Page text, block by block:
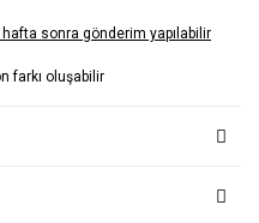
sonra gönderim yapılabilir
farkı oluşabilir